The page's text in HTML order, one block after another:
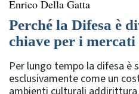
Enrico Della Gatta
Perché la Difesa è
chiave per i mercati
Per lungo tempo la difesa è
esclusivamente come un